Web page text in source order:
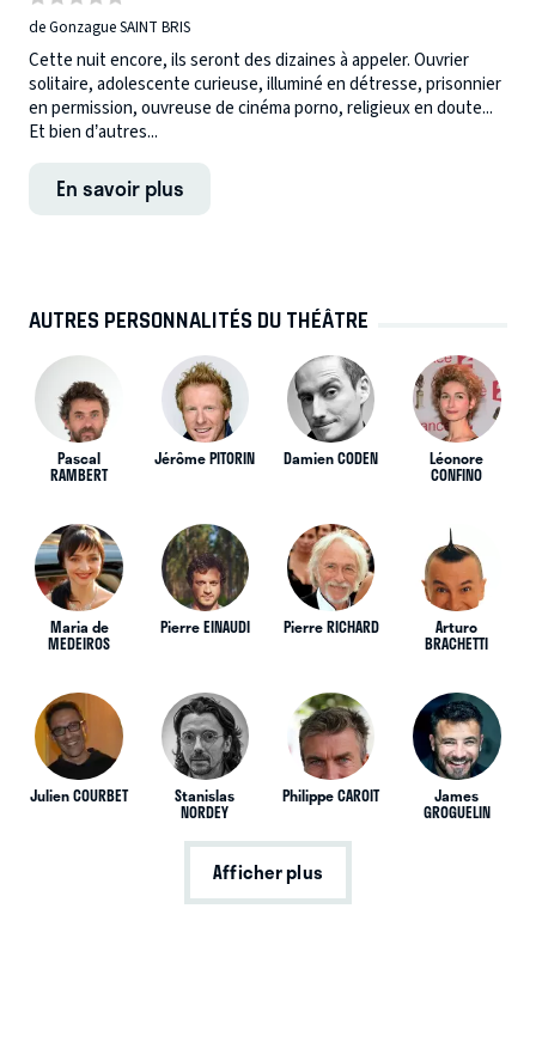
de Gonzague SAINT BRIS
Cette nuit encore, ils seront des dizaines à appeler. Ouvrier
solitaire, adolescente curieuse, illuminé en détresse, prisonnier
en permission, ouvreuse de cinéma porno, religieux en doute...
Et bien d’autres...
En savoir plus
AUTRES PERSONNALITÉS DU THÉÂTRE
Pascal
RAMBERT
Jérôme PITORIN Damien CODEN Léonore
CONFINO
Maria de
MEDEIROS
Pierre EINAUDI Pierre RICHARD Arturo
BRACHETTI
Julien COURBET Stanislas
NORDEY
Philippe CAROIT James
GROGUELIN
Afficher plus